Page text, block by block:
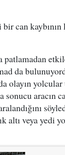
bir can
patlamadan
da
olayın
aracın
altı veya yedi